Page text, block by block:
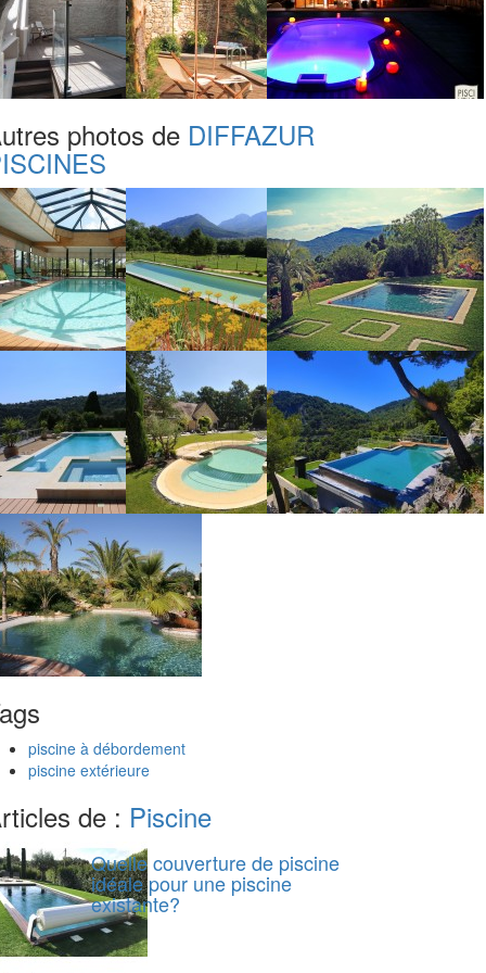
photos de DIFFAZUR
piscine à débordement
piscine extérieure
de : Piscine
Quelle couverture de piscine
idéale pour une piscine
existante?